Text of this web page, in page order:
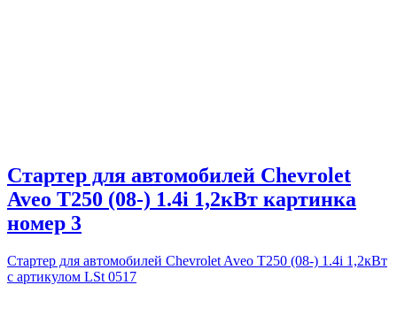
Стартер для автомобилей Chevrolet
Aveo T250 (08-) 1.4i 1,2кВт картинка
номер 3
Стартер для автомобилей Chevrolet Aveo T250 (08-) 1.4i 1,2кВт
с артикулом LSt 0517